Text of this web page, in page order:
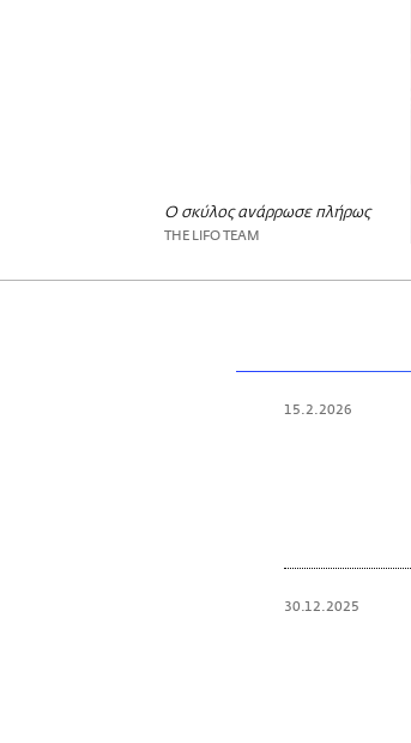
Ο σκύλος ανάρρωσε πλήρως
THE LIFO TEAM
15.2.2026
30.12.2025